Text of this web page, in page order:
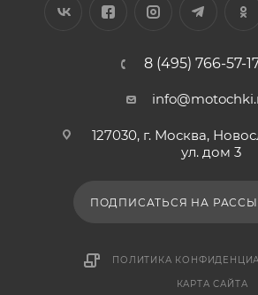
8 (495) 766-57-
127030, г. Москва,
ул. дом 3
ПОДПИСАТЬСЯ НА
ПОЛИТИКА
КАРТА САЙТА